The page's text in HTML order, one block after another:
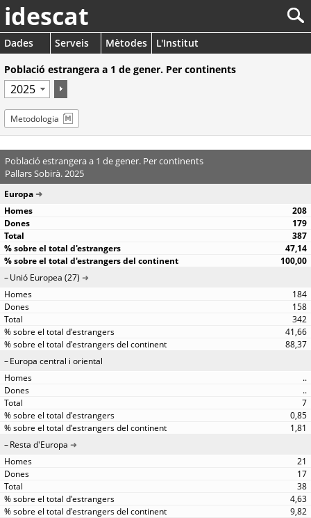
idescat
Dades Serveis Mètodes
L'Institut
Població estrangera a 1 de gener. Per continents
Metodologia
Població estrangera a 1 de gener. Per continents
Pallars Sobirà. 2025
Europa
208
179
387
47,14
100,00
Unió Europea (27)
184
158
342
41,66
88,37
Europa central i oriental
..
..
7
0,85
1,81
Resta d'Europa
21
17
38
4,63
9,82